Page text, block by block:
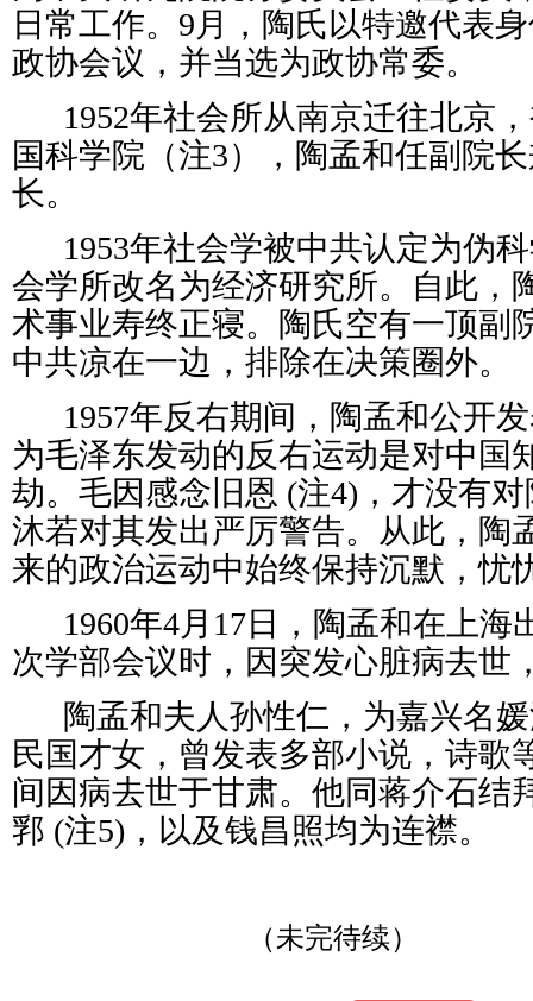
日常工作。9月，陶氏以特邀代表
政协会议，并当选为政协常委。
1952年社会所从南京迁往北京
国科学院（注3），陶孟和任副院
长。
1953年社会学被中共认定为伪
会学所改名为经济研究所。自此，
术事业寿终正寝。陶氏空有一顶副
中共凉在一边，排除在决策圈外。
1957年反右期间，陶孟和公开
为毛泽东发动的反右运动是对中国
劫。毛因感念旧恩 (注4)，才没有
沐若对其发出严厉警告。从此，陶
来的政治运动中始终保持沉默，忧
1960年4月17日，陶孟和在上海
次学部会议时，因突发心脏病去世
陶孟和夫人孙性仁，为嘉兴名
民国才女，曾发表多部小说，诗歌
间因病去世于甘肃。他同蒋介石结
郛 (注5)，以及钱昌照均为连襟。
（未完待续）